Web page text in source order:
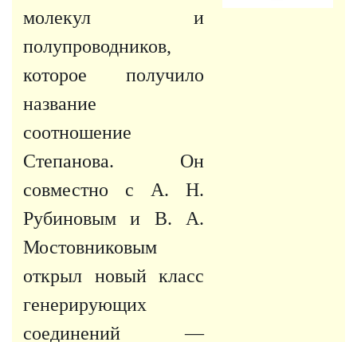
молекул и
полупроводников,
которое получило
название
соотношение
Степанова. Он
совместно с А. Н.
Рубиновым и В. А.
Мостовниковым
открыл новый класс
генерирующих
соединений —